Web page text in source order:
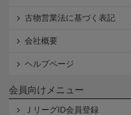
古物営業法に基づく表記
会社概要
ヘルプページ
会員向けメニュー
ＪリーグID会員登録